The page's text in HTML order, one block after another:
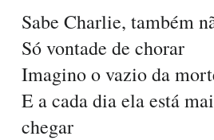
Sabe Charlie, também
Só vontade de chorar
Imagino o vazio da
E a cada dia ela está
chegar